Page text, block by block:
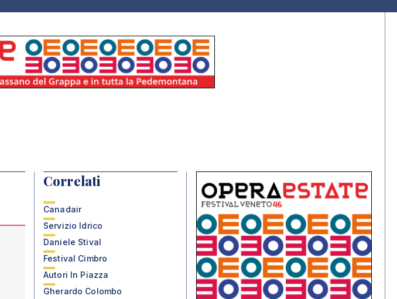
Correlati
Canadair
Servizio Idrico
Daniele Stival
Festival Cimbro
Autori In Piazza
Gherardo Colombo